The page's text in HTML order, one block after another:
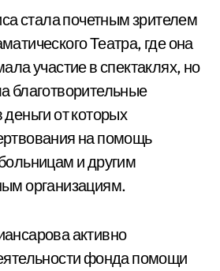
стала почетным зрителем
Театра, где она
участие в спектаклях, но
благотворительные
от которых
на помощь
и другим
организациям.
активно
фонда помощи